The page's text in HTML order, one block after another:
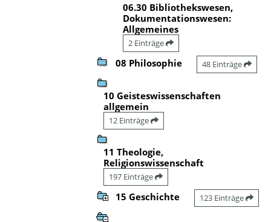
06.30 Bibliothekswesen,
Dokumentationswesen:
Allgemeines
2 Einträge
08 Philosophie 48 Einträge
10 Geisteswissenschaften
allgemein
12 Einträge
11 Theologie,
Religionswissenschaft
197 Einträge
15 Geschichte 123 Einträge